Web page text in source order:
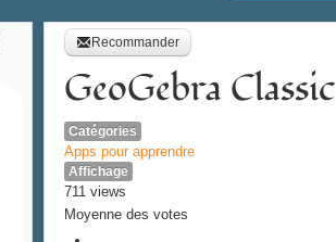
Recommander
GeoGebra Classic
Catégories
Apps pour apprendre
Affichage
711 views
Moyenne des votes